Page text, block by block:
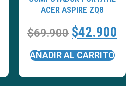
ACER ASPIRE ZQ8
$69.900 $42.900
AÑADIR AL CARRITO